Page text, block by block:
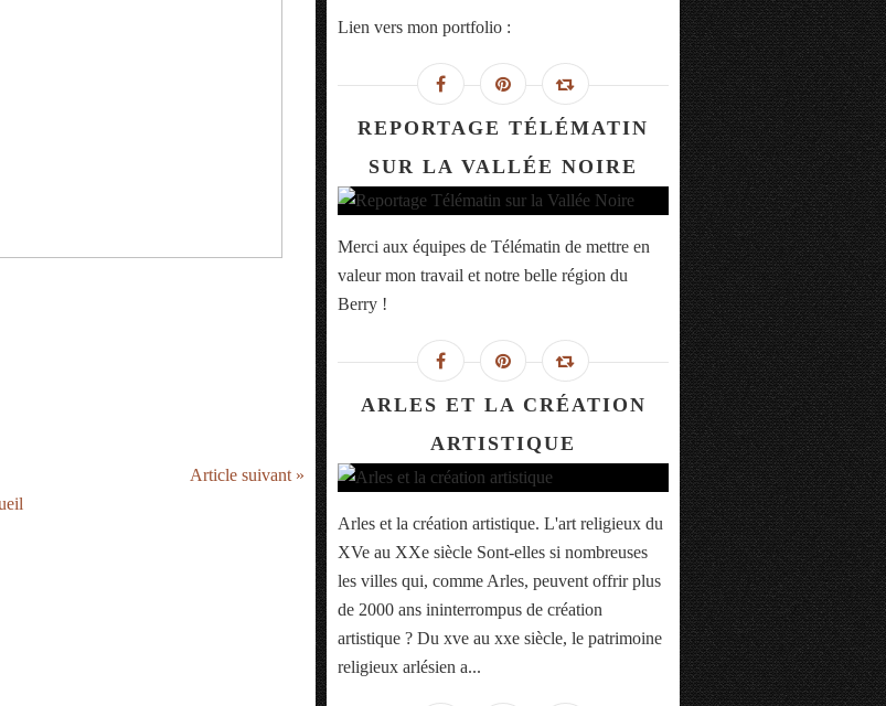
Article suivant »
Lien vers mon portfolio :
REPORTAGE TÉLÉMATIN
SUR LA VALLÉE NOIRE
Merci aux équipes de Télématin de mettre en
valeur mon travail et notre belle région du
Berry !
ARLES ET LA CRÉATION
ARTISTIQUE
Arles et la création artistique. L'art religieux du
XVe au XXe siècle Sont-elles si nombreuses
les villes qui, comme Arles, peuvent offrir plus
de 2000 ans ininterrompus de création
artistique ? Du xve au xxe siècle, le patrimoine
religieux arlésien a...